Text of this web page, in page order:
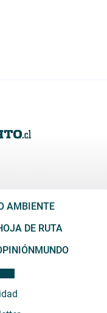
AMBIENTE
DE RUTA
MUNDO